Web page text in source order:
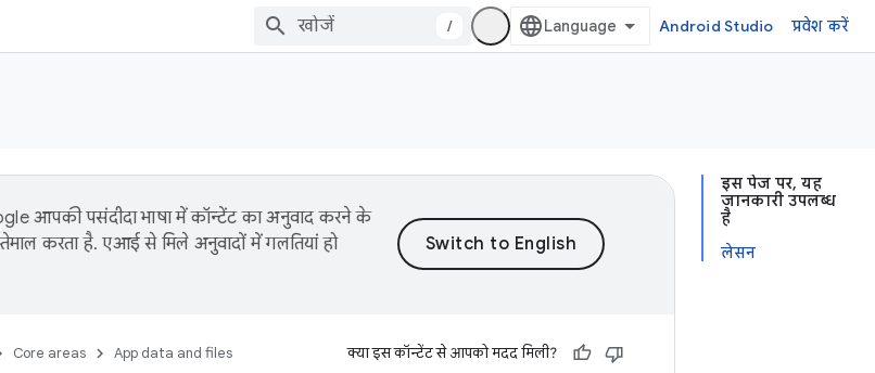
/ Android Studio प्रवेश करें
इस पेज पर, यह
जानकारी उपलब्ध
है
लेसन
आपकी पसंदीदा भाषा में कॉन्टेंट का अनुवाद करने के
करता है. एआई से मिले अनुवादों में गलतियां हो
Core areas App data and files क्या इस कॉन्टेंट से आपको मदद मिली?